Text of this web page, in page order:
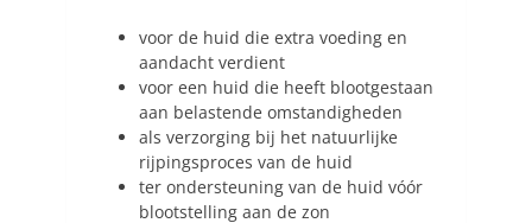
voor de huid die extra voeding en
aandacht verdient
voor een huid die heeft blootgestaan
aan belastende omstandigheden
als verzorging bij het natuurlijke
rijpingsproces van de huid
ter ondersteuning van de huid vóór
blootstelling aan de zon